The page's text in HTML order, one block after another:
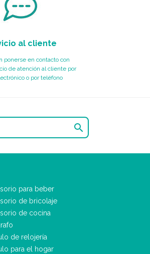
al cliente
ponerse en contacto con
de atención al cliente por
o por teléfono

para beber
de bricolaje
de cocina
de relojería
para el hogar